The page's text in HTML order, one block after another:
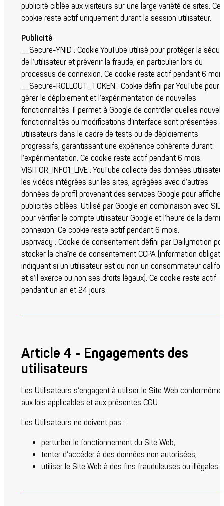
publicité ciblée aux visiteurs sur une large variété de sites. Ce
cookie reste actif uniquement durant la session utilisateur.
Publicité
__Secure-YNID : Cookie YouTube utilisé pour protéger la
de l’utilisateur et prévenir la fraude, en particulier lors du
processus de connexion. Ce cookie reste actif pendant 6
__Secure-ROLLOUT_TOKEN : Cookie défini par YouTube pour
gérer le déploiement et l’expérimentation de nouvelles
fonctionnalités. Il permet à Google de contrôler quelles
fonctionnalités ou modifications d’interface sont présentées
utilisateurs dans le cadre de tests ou de déploiements
progressifs, garantissant une expérience cohérente durant
l’expérimentation. Ce cookie reste actif pendant 6 mois.
VISITOR_INFO1_LIVE : YouTube collecte des données
les vidéos intégrées sur les sites, agrégées avec d’autres
données de profil provenant des services Google pour
publicités ciblées. Utilisé par Google en combinaison avec SID
pour vérifier le compte utilisateur Google et l’heure de la
connexion. Ce cookie reste actif pendant 6 mois.
usprivacy : Cookie de consentement défini par Dailymotion
stocker la chaîne de consentement CCPA (information
indiquant si un utilisateur est ou non un consommateur
et s’il exerce ou non ses droits légaux). Ce cookie reste actif
pendant un an et 24 jours.
Article 4 - Engagements des
utilisateurs
Les Utilisateurs s’engagent à utiliser le Site Web
aux lois applicables et aux présentes CGU.
Les Utilisateurs ne doivent pas :
perturber le fonctionnement du Site Web,
tenter d’accéder à des données non autorisées,
utiliser le Site Web à des fins frauduleuses ou illégales.